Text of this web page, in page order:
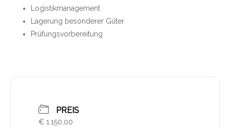
Logistikmanagement
Lagerung besonderer Güter
Prüfungsvorbereitung
PREIS
€ 1.150,00